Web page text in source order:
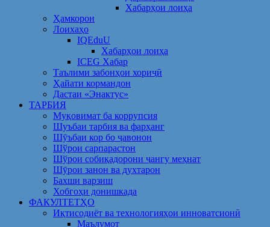
Хабарҳои лоиҳа
Ҳамкорон
Лоихаҳо
IQEduU
Хабарҳои лоиҳа
ICEG Хабар
Таълими забонҳои хориҷӣ
Ҳайати кормандон
Дастаи «Энактус»
ТАРБИЯ
Муқовимат ба коррупсия
Шуъбаи тарбия ва фарҳанг
Шӯъбаи кор бо ҷавонон
Шўрои сарпарастон
Шўрои собиқадорони ҷангу меҳнат
Шӯрои занон ва духтарон
Бахши варзиш
Хобгоҳи донишкада
ФАКУЛТЕТҲО
Иқтисодиёт ва технологияҳои инноватсионӣ
Маълумот